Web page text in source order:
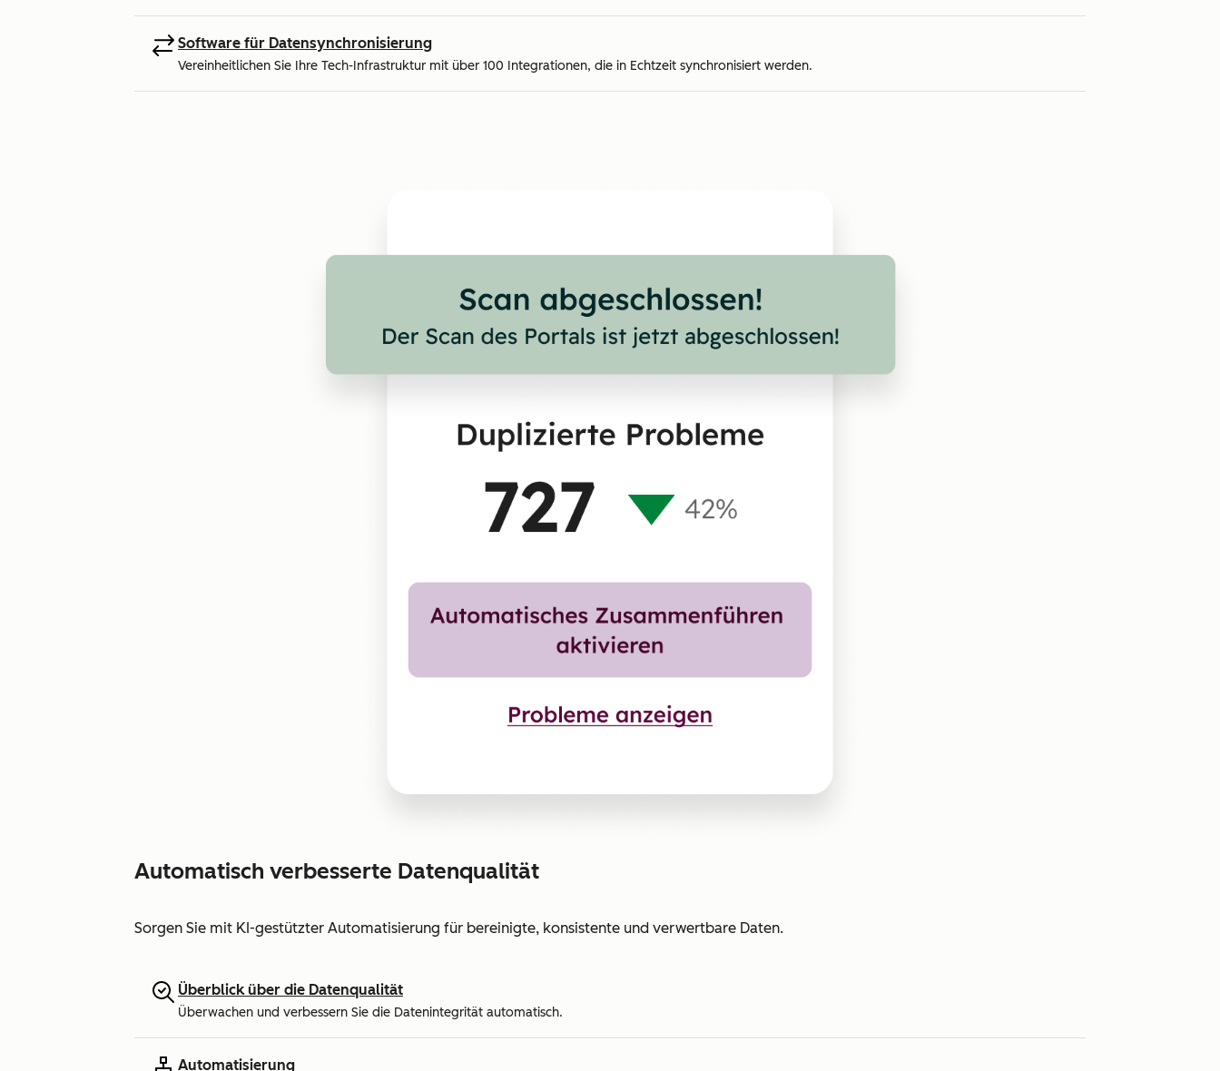
Software für Datensynchronisierung
Vereinheitlichen Sie Ihre Tech-Infrastruktur mit über 100 Integrationen, die in Echtzeit synchronisiert werden.
Automatisch verbesserte Datenqualität
Sorgen Sie mit KI-gestützter Automatisierung für bereinigte, konsistente und verwertbare Daten.
Überblick über die Datenqualität
Überwachen und verbessern Sie die Datenintegrität automatisch.
Automatisierung